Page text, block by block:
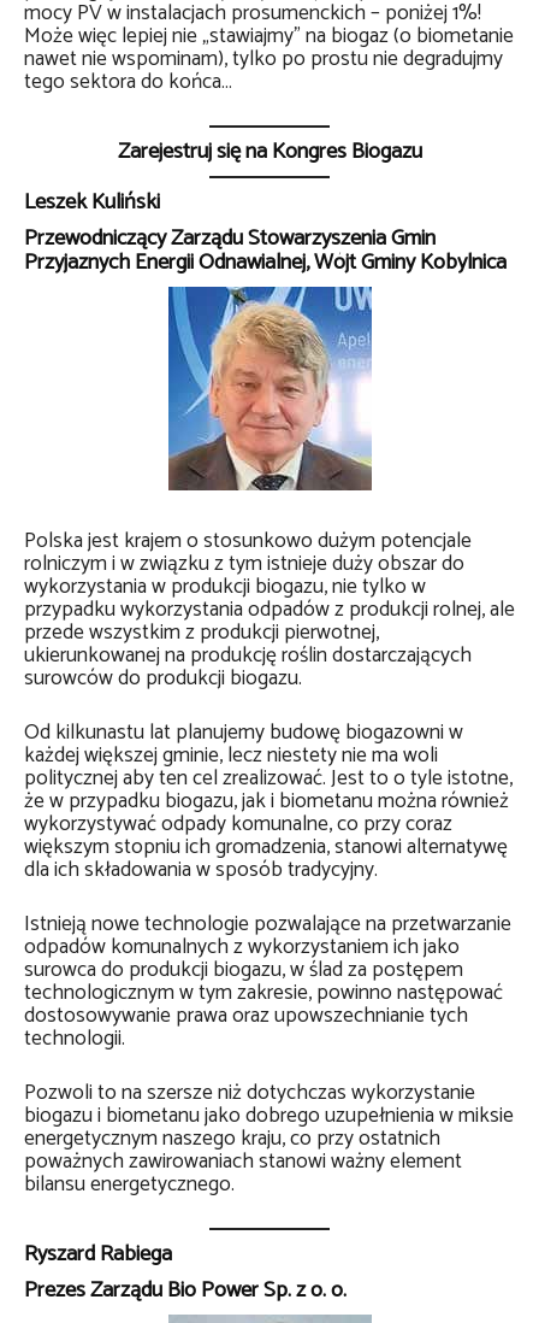
mocy PV w instalacjach prosumenckich – poniżej 1%!
Może więc lepiej nie „stawiajmy” na biogaz (o biometanie
nawet nie wspominam), tylko po prostu nie degradujmy
tego sektora do końca…
Zarejestruj się na Kongres Biogazu
Leszek Kuliński
Przewodniczący Zarządu Stowarzyszenia Gmin
Przyjaznych Energii Odnawialnej, Wójt Gminy Kobylnica
Polska jest krajem o stosunkowo dużym potencjale
rolniczym i w związku z tym istnieje duży obszar do
wykorzystania w produkcji biogazu, nie tylko w
przypadku wykorzystania odpadów z produkcji rolnej, ale
przede wszystkim z produkcji pierwotnej,
ukierunkowanej na produkcję roślin dostarczających
surowców do produkcji biogazu.
Od kilkunastu lat planujemy budowę biogazowni w
każdej większej gminie, lecz niestety nie ma woli
politycznej aby ten cel zrealizować. Jest to o tyle istotne,
że w przypadku biogazu, jak i biometanu można również
wykorzystywać odpady komunalne, co przy coraz
większym stopniu ich gromadzenia, stanowi alternatywę
dla ich składowania w sposób tradycyjny.
Istnieją nowe technologie pozwalające na przetwarzanie
odpadów komunalnych z wykorzystaniem ich jako
surowca do produkcji biogazu, w ślad za postępem
technologicznym w tym zakresie, powinno następować
dostosowywanie prawa oraz upowszechnianie tych
technologii.
Pozwoli to na szersze niż dotychczas wykorzystanie
biogazu i biometanu jako dobrego uzupełnienia w miksie
energetycznym naszego kraju, co przy ostatnich
poważnych zawirowaniach stanowi ważny element
bilansu energetycznego.
Ryszard Rabiega
Prezes Zarządu Bio Power Sp. z o. o.